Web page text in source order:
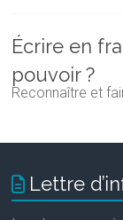
la
Faculté
des
lettres
Écrire en
pouvoir ?
Reconnaître et
Lettre